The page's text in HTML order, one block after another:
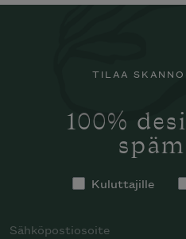
TILAA
100%
Kuluttajille